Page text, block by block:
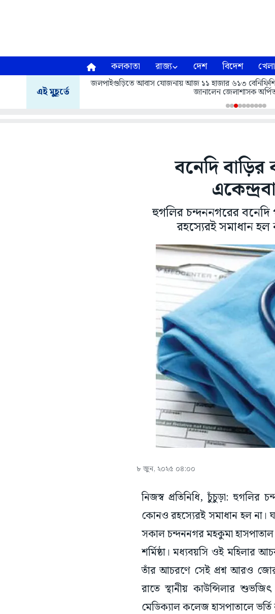
কলকাতা রাজ্য দেশ বিদেশ খেলা
এই মুহূর্তে
জলপাইগুড়িতে আবাস যোজনায় আজ ১১ হাজার ৬১৩
জানালেন জেলাশাসক
বনেদি
হুগলির চন্দননগরের বনেদি
রহস্যেরই সমাধান
৮ জুন, ২০২৫ ০৪:০০
নিজস্ব প্রতিনিধি, চুঁচুড়া: হুগলির
কোনও রহস্যেরই সমাধান হল না।
সকাল চন্দননগর মহকুমা হাসপাতাল
শর্মিষ্ঠা। মধ্যবয়সি ওই মহিলার
তাঁর আচরণে সেই প্রশ্ন আরও
রাতে স্থানীয় কাউন্সিলার
মেডিক্যাল কলেজ হাসপাতালে